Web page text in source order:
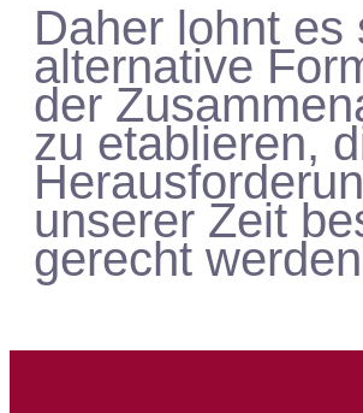
Daher lohnt es
alternative
der
zu etablieren,
unserer Zeit
gerecht